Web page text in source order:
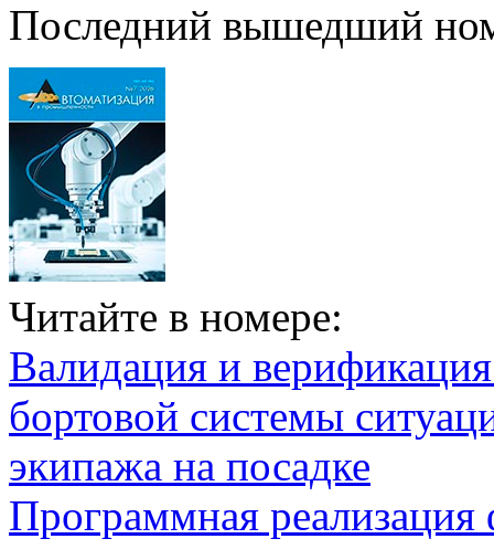
Последний вышедший
Читайте в номере:
Валидация и
бортовой системы
экипажа на посадке
Программная